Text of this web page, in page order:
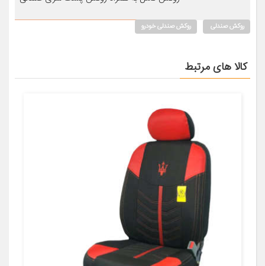
روکش صندلی روکش صندلی خودرو
کالا های مرتبط